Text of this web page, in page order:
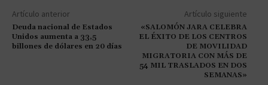
Artículo anterior
Deuda nacional de Estados
Unidos aumenta a 33,5
billones de dólares en 20 días
Artículo siguiente
«SALOMÓN JARA CELEBRA
EL ÉXITO DE LOS CENTROS
DE MOVILIDAD
MIGRATORIA CON MÁS DE
54 MIL TRASLADOS EN DOS
SEMANAS»